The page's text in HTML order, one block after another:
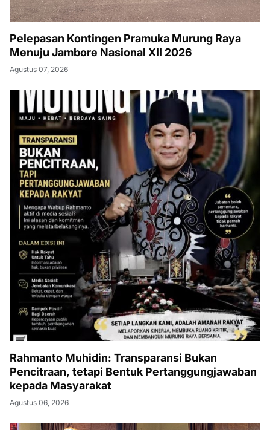
Pelepasan Kontingen Pramuka Murung Raya
Menuju Jambore Nasional XII 2026
Agustus 07, 2026
Rahmanto Muhidin: Transparansi Bukan
Pencitraan, tetapi Bentuk Pertanggungjawaban
kepada Masyarakat
Agustus 06, 2026